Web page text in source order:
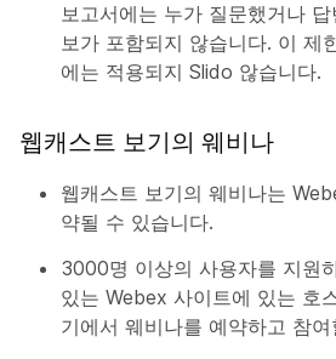
보고서에는 누가 질문했거나
보가 포함되지 않습니다. 이 제
에는 적용되지 Slido 않습니다.
웹캐스트 보기의 웨비나
웹캐스트 보기의 웨비나는
약될 수 있습니다.
3000명 이상의 사용자를 지원
있는 Webex 사이트에 있는 호
기에서 웨비나를 예약하고 참